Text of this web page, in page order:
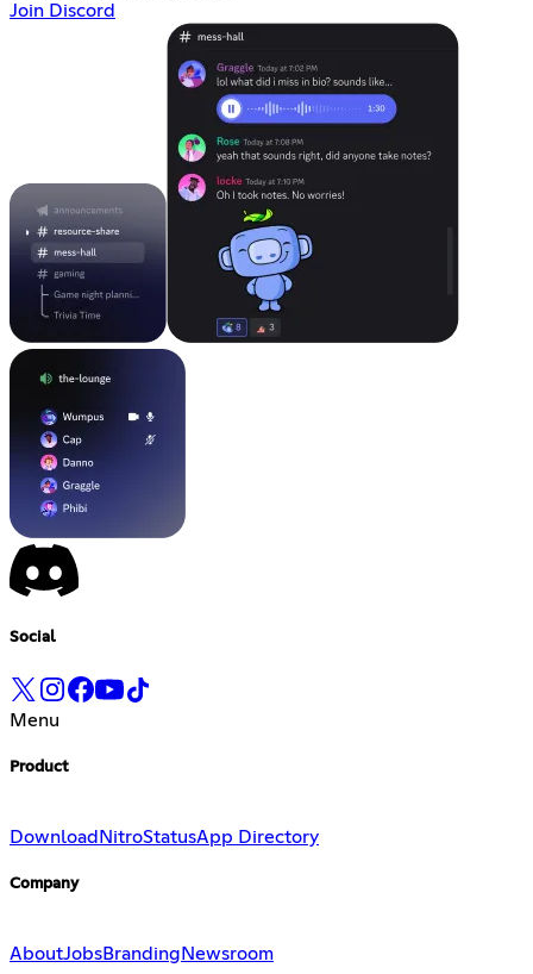
Join Discord
Social
Menu
Product
Download NitroStatusApp Directory
Company
AboutJobsBranding Newsroom